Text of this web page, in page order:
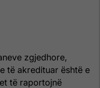
zgjedhore,
të akredituar është e
të raportojnë